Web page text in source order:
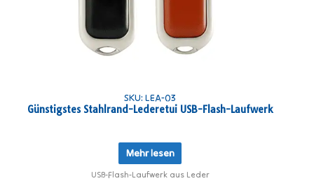
SKU: LEA-03
Günstigstes Stahlrand-Lederetui USB-Flash-Laufwerk
Mehr lesen
USB-Flash-Laufwerk aus Leder